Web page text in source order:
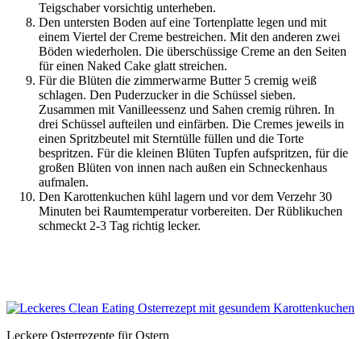
Teigschaber vorsichtig unterheben.
Den untersten Boden auf eine Tortenplatte legen und mit
einem Viertel der Creme bestreichen. Mit den anderen zwei
Böden wiederholen. Die überschüssige Creme an den Seiten
für einen Naked Cake glatt streichen.
Für die Blüten die zimmerwarme Butter 5 cremig weiß
schlagen. Den Puderzucker in die Schüssel sieben.
Zusammen mit Vanilleessenz und Sahen cremig rühren. In
drei Schüssel aufteilen und einfärben. Die Cremes jeweils in
einen Spritzbeutel mit Sterntülle füllen und die Torte
bespritzen. Für die kleinen Blüten Tupfen aufspritzen, für die
großen Blüten von innen nach außen ein Schneckenhaus
aufmalen.
Den Karottenkuchen kühl lagern und vor dem Verzehr 30
Minuten bei Raumtemperatur vorbereiten. Der Rüblikuchen
schmeckt 2-3 Tag richtig lecker.
Leckere Osterrezepte für Ostern